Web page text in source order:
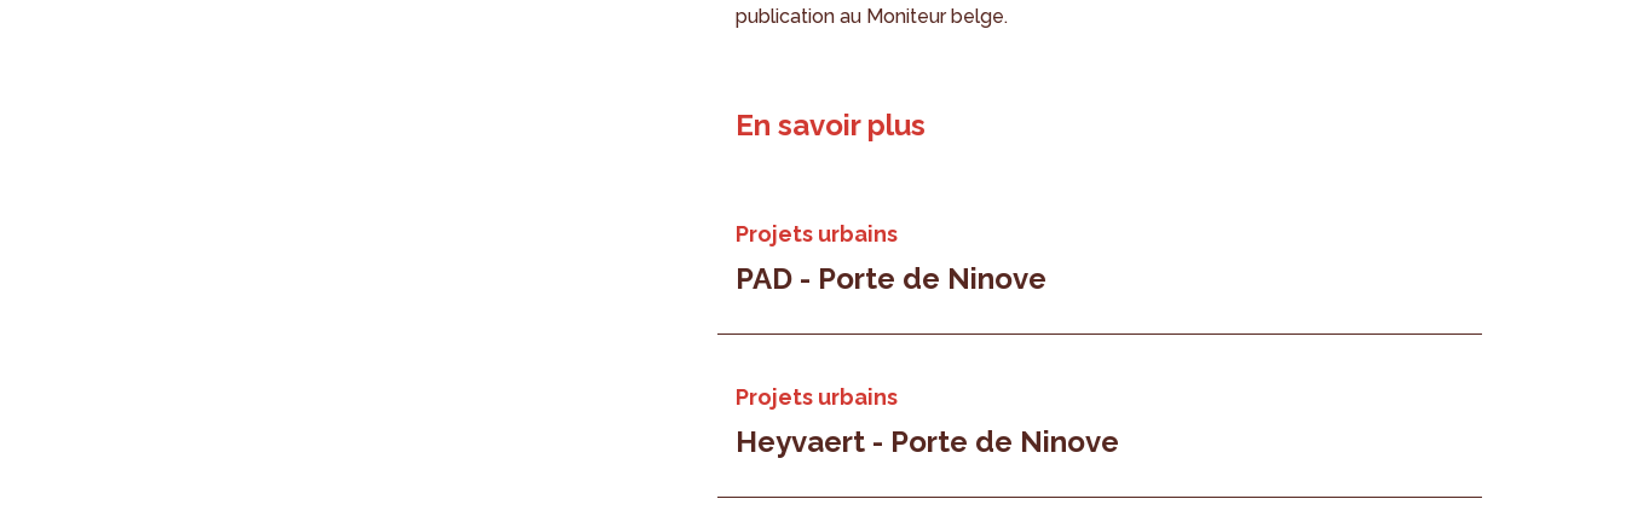
publication au Moniteur belge.
En savoir plus
Projets urbains
PAD - Porte de Ninove
Projets urbains
Heyvaert - Porte de Ninove